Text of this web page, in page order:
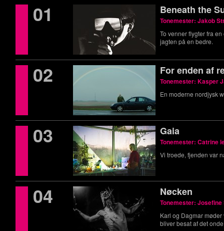
01 Beneath the
Tonemester: Jakob
To venner flygter fra
jagten på en bedre.
02 For enden af
Tonemester: Kasper
En moderne nordjysk
03 Gaia
Tonemester: Catrine
Vi troede, fjenden var
04 Nøcken
Tonemester: Josefine
Karl og Dagmar
bliver besat af det